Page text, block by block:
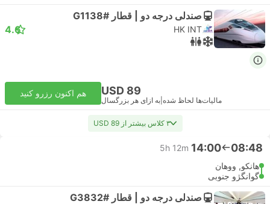
صندلی درجه دو | قطار #G1138
HK INT
4.6
USD 89
مالیات‌ها لحاظ شده به ازای هر بزرگسال
هم اکنون رزرو کنید
۳ کلاس بیشتر از USD 89
08:48
14:00
5h 12m
هانکو, ووهان
گوانگژو جنوبی
صندلی درجه دو | قطار #G3832